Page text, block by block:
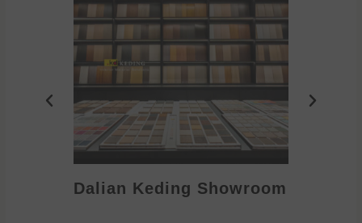
Dalian Keding Showroom